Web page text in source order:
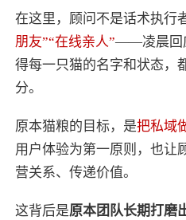
在这里，顾问不是话术执行
朋友”“在线亲人”——凌晨回
得每一只猫的名字和状态，
分。
原本猫粮的目标，是把私域
用户体验为第一原则，也让
营关系、传递价值。
这背后是原本团队长期打磨